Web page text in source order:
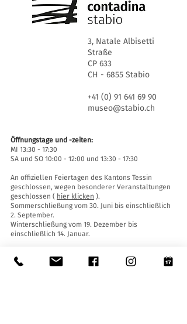
3, Natale Albisetti
Straße
CP 633
CH - 6855 Stabio
+41 (0) 91 641 69 90
museo@stabio.ch
Öffnungstage und -zeiten:
MI 13:30 - 17:30
SA und SO 10:00 - 12:00 und 13:30 - 17:30
An offiziellen Feiertagen des Kantons Tessin
geschlossen, wegen besonderer Veranstaltungen
geschlossen ( hier klicken ).
Sommerschließung vom 30. Juni bis einschließlich
2. September.
Winterschließung vom 19. Dezember bis
einschließlich 14. Januar.
Der Eintritt ins Museum ist für alle frei.